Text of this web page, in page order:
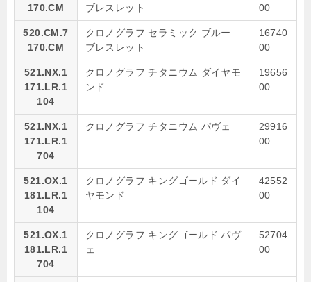
170.CM
ブレスレット
00
520.CM.7
170.CM
クロノグラフ セラミック ブルー
ブレスレット
16740
00
521.NX.1
171.LR.1
104
クロノグラフ チタニウム ダイヤモ
ンド
19656
00
521.NX.1
171.LR.1
704
クロノグラフ チタニウム パヴェ
29916
00
521.OX.1
181.LR.1
104
クロノグラフ キングゴールド ダイ
ヤモンド
42552
00
521.OX.1
181.LR.1
704
クロノグラフ キングゴールド パヴ
ェ
52704
00